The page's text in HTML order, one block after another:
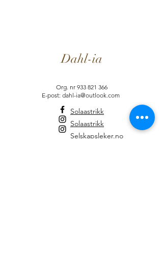
Dahl-ia
Org. nr 933 821 366
E-post: dahl-ia@outlook.com
Solaastrikk
Solaastrikk
Selskapsleker.no